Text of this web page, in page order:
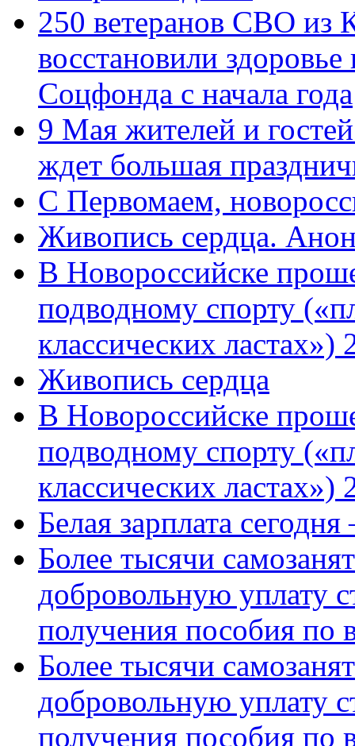
250 ветеранов СВО из
восстановили
Соцфонда с начала года
9 Мая жителей и
ждет большая
C Первомаем,
Живопись сердца.
В Новороссийске
подводному спорту
классических
Живопись сердца
В Новороссийске
подводному спорту
классических ластах»)
Белая зарплата
Более тысячи
добровольную уплату
получения пособия по
Более тысячи
добровольную уплату
получения пособия по